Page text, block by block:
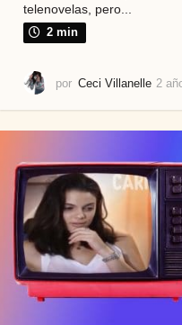
telenovelas, pero...
2 min
por Ceci Villanelle 2